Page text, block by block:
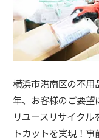
横浜市港南区の不用
年、お客様のご要望
リユースリサイク
トカットを実現！